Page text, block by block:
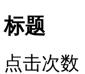
标题
点击次数